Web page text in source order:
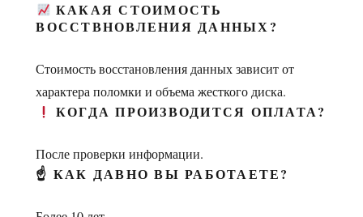
КАКАЯ СТОИМОСТЬ
ВОССТВНОВЛЕНИЯ ДАННЫХ?
Стоимость восстановления данных зависит от
характера поломки и объема жесткого диска.
КОГДА ПРОИЗВОДИТСЯ ОПЛАТА?
После проверки информации.
☝ КАК ДАВНО ВЫ РАБОТАЕТЕ?